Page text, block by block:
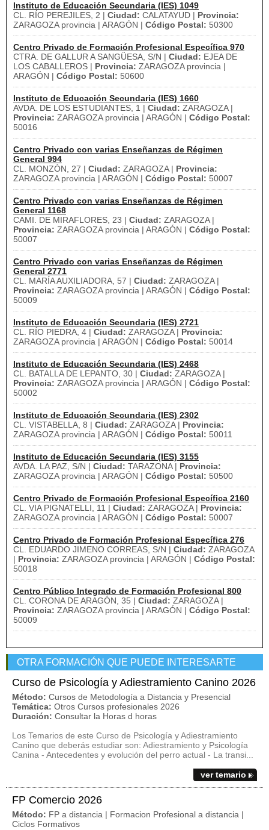
Instituto de Educación Secundaria (IES) 1049
CL. RÍO PEREJILES, 2 | Ciudad: CALATAYUD | Provincia:
ZARAGOZA provincia | ARAGÓN | Código Postal: 50300
Centro Privado de Formación Profesional Específica 970
CTRA. DE GALLUR A SANGÜESA, S/N | Ciudad: EJEA DE
LOS CABALLEROS | Provincia: ZARAGOZA provincia |
ARAGÓN | Código Postal: 50600
Instituto de Educación Secundaria (IES) 1660
AVDA. DE LOS ESTUDIANTES, 1 | Ciudad: ZARAGOZA |
Provincia: ZARAGOZA provincia | ARAGÓN | Código Postal:
50016
Centro Privado con varias Enseñanzas de Régimen
General 994
CL. MONZÓN, 27 | Ciudad: ZARAGOZA | Provincia:
ZARAGOZA provincia | ARAGÓN | Código Postal: 50007
Centro Privado con varias Enseñanzas de Régimen
General 1168
CAMI. DE MIRAFLORES, 23 | Ciudad: ZARAGOZA |
Provincia: ZARAGOZA provincia | ARAGÓN | Código Postal:
50007
Centro Privado con varias Enseñanzas de Régimen
General 2771
CL. MARÍA AUXILIADORA, 57 | Ciudad: ZARAGOZA |
Provincia: ZARAGOZA provincia | ARAGÓN | Código Postal:
50009
Instituto de Educación Secundaria (IES) 2721
CL. RÍO PIEDRA, 4 | Ciudad: ZARAGOZA | Provincia:
ZARAGOZA provincia | ARAGÓN | Código Postal: 50014
Instituto de Educación Secundaria (IES) 2468
CL. BATALLA DE LEPANTO, 30 | Ciudad: ZARAGOZA |
Provincia: ZARAGOZA provincia | ARAGÓN | Código Postal:
50002
Instituto de Educación Secundaria (IES) 2302
CL. VISTABELLA, 8 | Ciudad: ZARAGOZA | Provincia:
ZARAGOZA provincia | ARAGÓN | Código Postal: 50011
Instituto de Educación Secundaria (IES) 3155
AVDA. LA PAZ, S/N | Ciudad: TARAZONA | Provincia:
ZARAGOZA provincia | ARAGÓN | Código Postal: 50500
Centro Privado de Formación Profesional Específica 2160
CL. VIA PIGNATELLI, 11 | Ciudad: ZARAGOZA | Provincia:
ZARAGOZA provincia | ARAGÓN | Código Postal: 50007
Centro Privado de Formación Profesional Específica 276
CL. EDUARDO JIMENO CORREAS, S/N | Ciudad: ZARAGOZA
| Provincia: ZARAGOZA provincia | ARAGÓN | Código Postal:
50018
Centro Público Integrado de Formación Profesional 800
CL. CORONA DE ARAGÓN, 35 | Ciudad: ZARAGOZA |
Provincia: ZARAGOZA provincia | ARAGÓN | Código Postal:
50009
OTRA FORMACIÓN QUE PUEDE INTERESARTE
Curso de Psicología y Adiestramiento Canino 2026
Método: Cursos de Metodología a Distancia y Presencial
Temática: Otros Cursos profesionales 2026
Duración: Consultar la Horas d horas
Los Temarios de este Curso de Psicología y Adiestramiento
Canino que deberás estudiar son: Adiestramiento y Psicología
Canina - Antecedentes y evolución del perro actual - La transi...
ver temario
FP Comercio 2026
Método: FP a distancia | Formacion Profesional a distancia |
Ciclos Formativos